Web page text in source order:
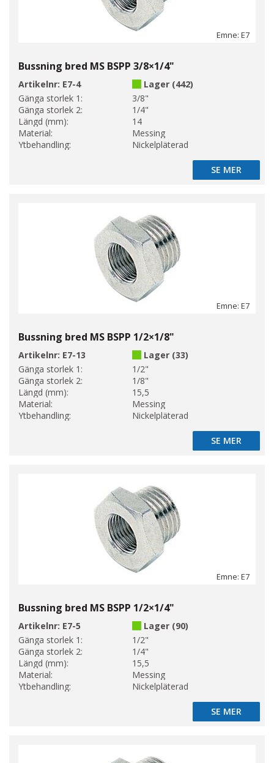
Emne: E7
Bussning bred MS BSPP 3/8×1/4"
Artikelnr: E7-4
Lager (442)
Gänga storlek 1:
3/8"
Gänga storlek 2:
1/4"
Längd (mm):
14
Material:
Messing
Ytbehandling:
Nickelpläterad
SE MER
SE MER
Emne: E7
Bussning bred MS BSPP 1/2×1/8"
Artikelnr: E7-13
Lager (33)
Gänga storlek 1:
1/2"
Gänga storlek 2:
1/8"
Längd (mm):
15,5
Material:
Messing
Ytbehandling:
Nickelpläterad
SE MER
SE MER
Emne: E7
Bussning bred MS BSPP 1/2×1/4"
Artikelnr: E7-5
Lager (90)
Gänga storlek 1:
1/2"
Gänga storlek 2:
1/4"
Längd (mm):
15,5
Material:
Messing
Ytbehandling:
Nickelpläterad
SE MER
SE MER